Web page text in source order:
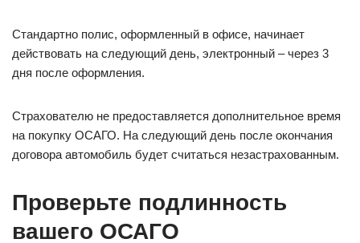
Стандартно полис, оформленный в офисе, начинает
действовать на следующий день, электронный – через 3
дня после оформления.
Страхователю не предоставляется дополнительное время
на покупку ОСАГО. На следующий день после окончания
договора автомобиль будет считаться незастрахованным.
Проверьте подлинность
вашего ОСАГО